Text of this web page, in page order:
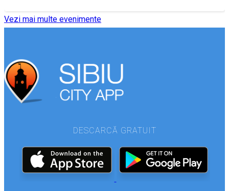
Vezi mai multe evenimente
DESCARCĂ GRATUIT